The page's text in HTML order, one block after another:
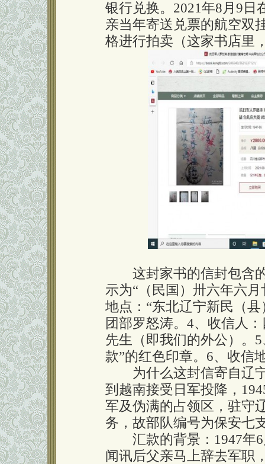
银行兑换。2021年8月9日
亲当年寄送兑票的航空双
格进行拍卖（这家书店里
这封家书的信封包含的
示为“（民国）卅六年六
地点：“东北辽宁新民（
团部罗怒涛。4、收信人
先生（即我们的外公）。
款”的红色印章。6、收信
为什么这封信寄自辽宁
到越南接受日军投降，
军及伪满的占领区，驻守
务，故部队编号为保安七
汇款的背景：1947年6
闻讯后父亲马上辞去军职